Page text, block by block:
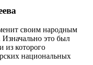
своим народным
это был
из которого
национальных